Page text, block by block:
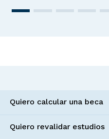
Quiero calcular una beca
Quiero revalidar estudios